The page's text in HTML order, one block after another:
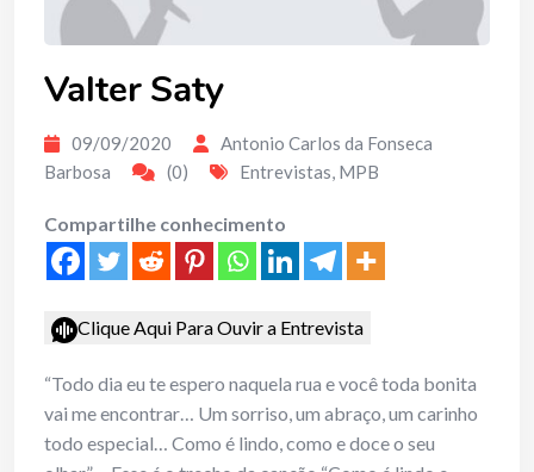
Valter Saty
09/09/2020
Antonio Carlos da Fonseca
Barbosa
(0) Entrevistas, MPB
Compartilhe conhecimento
Clique Aqui Para Ouvir a Entrevista
“Todo dia eu te espero naquela rua e você toda bonita
vai me encontrar… Um sorriso, um abraço, um carinho
todo especial… Como é lindo, como e doce o seu